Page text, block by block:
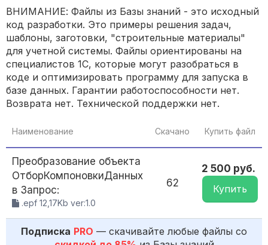
ВНИМАНИЕ: Файлы из Базы знаний - это исходный
код разработки. Это примеры решения задач,
шаблоны, заготовки, "строительные материалы"
для учетной системы. Файлы ориентированы на
специалистов 1С, которые могут разобраться в
коде и оптимизировать программу для запуска в
базе данных. Гарантии работоспособности нет.
Возврата нет. Технической поддержки нет.
Наименование Скачано Купить файл
Преобразование объекта
ОтборКомпоновкиДанных
в Запрос:
.epf 12,17Kb ver:1.0
62
2 500 руб.
Купить
Подписка PRO — скачивайте любые файлы со